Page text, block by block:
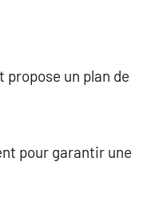
un plan de
pour garantir une